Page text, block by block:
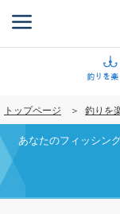
ン
に
移
動
釣りを楽
トップページ 釣りを
あなたのフィッシン